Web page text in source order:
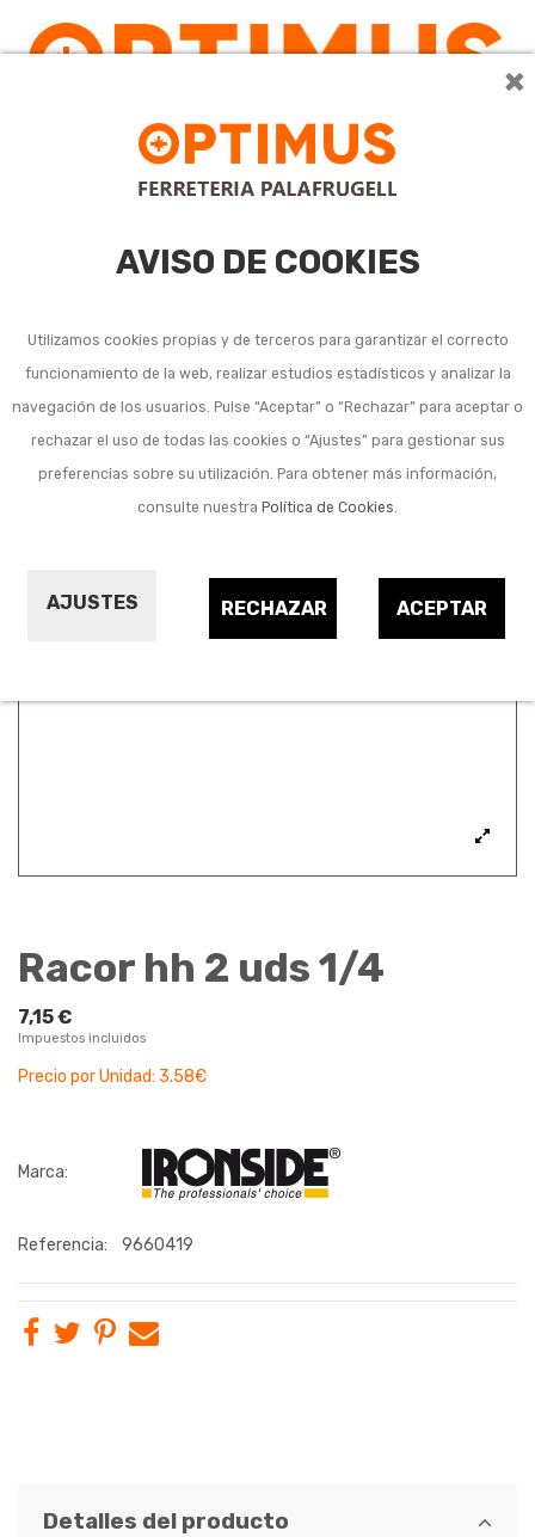
×
AVISO DE COOKIES
Utilizamos cookies propias y de terceros para garantizar el correcto
funcionamiento de la web, realizar estudios estadísticos y analizar la
navegación de los usuarios. Pulse “Aceptar” o “Rechazar” para aceptar o
rechazar el uso de todas las cookies o “Ajustes” para gestionar sus
preferencias sobre su utilización. Para obtener más información,
consulte nuestra Política de Cookies.
AJUSTES ACEPTAR
RECHAZAR
Racor hh 2 uds 1/4
7,15 €
Impuestos incluidos
Precio por Unidad: 3.58€
Marca:
Referencia: 9660419
Detalles del producto